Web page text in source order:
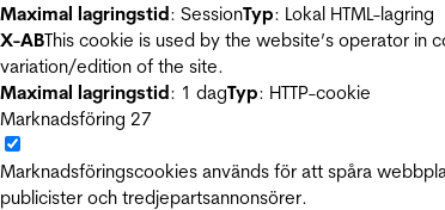
Maximal lagringstid: SessionTyp: Lokal HTML-lagring
X-ABThis cookie is used by the website’s operator
variation/edition of the site.
Maximal lagringstid: 1 dagTyp: HTTP-cookie
Marknadsföring 27
Marknadsföringscookies används för att spåra
publicister och tredjepartsannonsörer.